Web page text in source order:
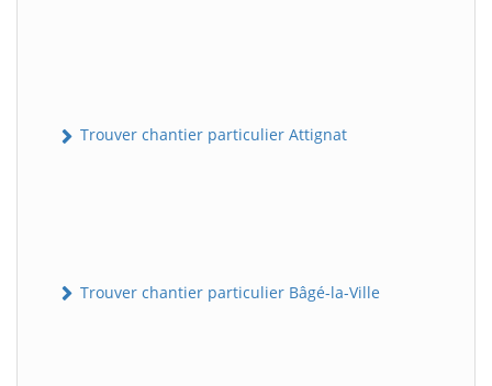
Trouver chantier particulier Attignat
Trouver chantier particulier Bâgé-la-Ville